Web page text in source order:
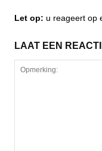
Let op: u reageert op
LAAT EEN